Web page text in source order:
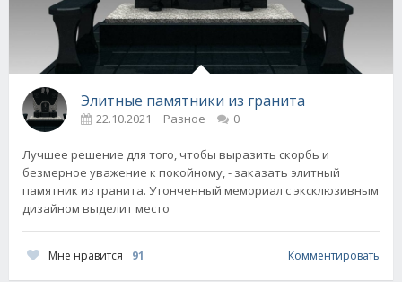
Элитные памятники из гранита
22.10.2021 Разное 0
Лучшее решение для того, чтобы выразить скорбь и
безмерное уважение к покойному, - заказать элитный
памятник из гранита. Утонченный мемориал с эксклюзивным
дизайном выделит место
Мне нравится 91 Комментировать